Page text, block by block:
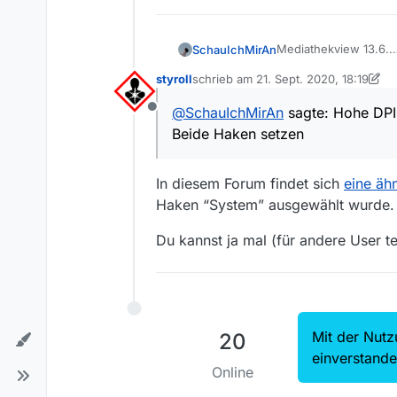
SchauIchMirAnMediathekview 13.6.
Ich hatte seit heute
Nach über 1 Stunde
Meine Lösung:
Im Explorer Rechte
Hohe DPI-
Beide Haken setzen
Offline
styrollschrieb am 21. Sept. 2020, 18:19
zuletzt editiert von styroll
@SchauIchMirAn sagte: Hohe
Beide Haken setzen
In diesem Forum findet sich eine
Haken “System” ausgewählt wurde.
Du kannst ja mal (für andere User
20
Online
Mit der